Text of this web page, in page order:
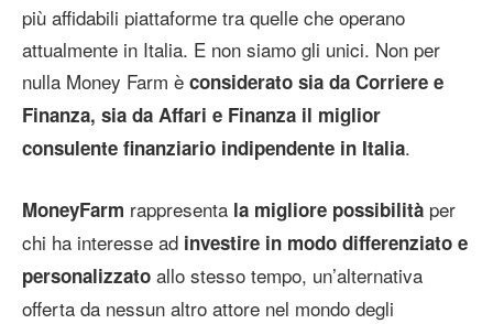
più affidabili piattaforme tra quelle che operano
attualmente in Italia. E non siamo gli unici. Non per
nulla Money Farm è considerato sia da Corriere e
Finanza, sia da Affari e Finanza il miglior
consulente finanziario indipendente in Italia.
MoneyFarm rappresenta la migliore possibilità per
chi ha interesse ad investire in modo differenziato e
personalizzato allo stesso tempo, un’alternativa
offerta da nessun altro attore nel mondo degli